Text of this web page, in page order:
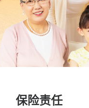
保险责任